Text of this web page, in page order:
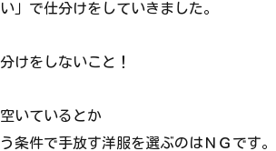
」で仕分けをしていきました。
けをしないこと！
いているとか
条件で手放す洋服を選ぶのはＮＧです。